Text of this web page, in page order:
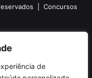
de
| Concursos
Anuncie